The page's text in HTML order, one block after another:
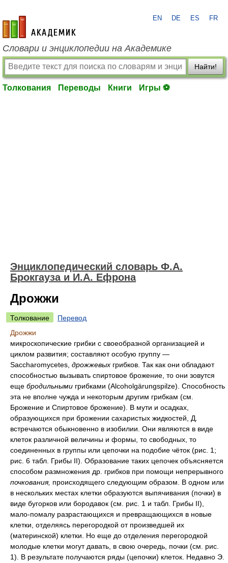
academic.ru
EN DE ES FR
Словари и энциклопедии на Академике
Найти!
Толкования Переводы Книги Игры ⚽
Энциклопедический словарь Ф.А.
Брокгауза и И.А. Ефрона
Дрожжи
Толкование
Перевод
Дрожжи
микроскопические грибки с своеобразной организацией и
циклом развития; составляют особую группу —
Saccharomycetes, дрожжевых грибков. Так как они обладают
способностью вызывать спиртовое брожение, то они зовутся
еще бродильными грибками (Alcoholgärungspilze). Способность
эта не вполне чужда и некоторым другим грибкам (см.
Брожение и Спиртовое брожение). В мути и осадках,
образующихся при брожении сахаристых жидкостей, Д.
встречаются обыкновенно в изобилии. Они являются в виде
клеток различной величины и формы, то свободных, то
соединенных в группы или цепочки на подобие чёток (рис. 1;
рис. 6 табл. Грибы II). Образование таких цепочек объясняется
способом размножения др. грибков при помощи непрерывного
почкования, происходящего следующим образом. В одном или
в нескольких местах клетки образуются выпячивания (почки) в
виде бугорков или бородавок (см. рис. 1 и табл. Грибы II),
мало-помалу разрастающихся и превращающихся в новые
клетки, отделяясь перегородкой от произведшей их
(материнской) клетки. Но еще до отделения перегородкой
молодые клетки могут давать, в свою очередь, почки (см. рис.
1). В результате получаются ряды (цепочки) клеток. Недавно Э.